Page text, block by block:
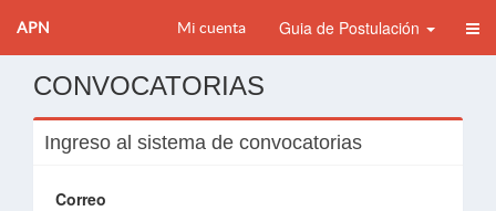
APN Mi cuenta Guia de Postulación
CONVOCATORIAS
Ingreso al sistema de convocatorias
Correo